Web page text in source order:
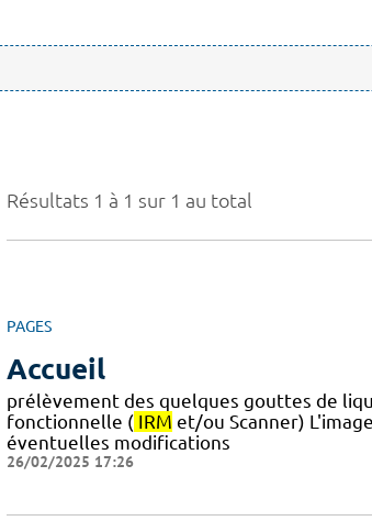
Résultats 1 à 1 sur 1 au total
PAGES
Accueil
prélèvement des quelques gouttes de
fonctionnelle ( IRM et/ou Scanner)
éventuelles modifications
26/02/2025 17:26